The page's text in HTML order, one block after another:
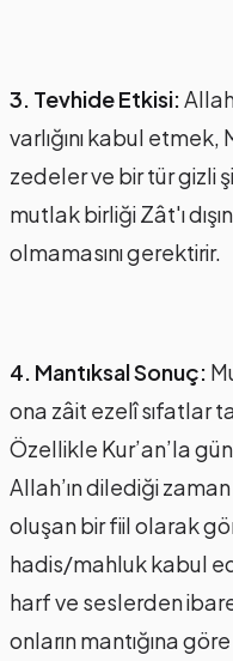
3. Tevhide Etkisi:
varlığını kabul
zedeler ve bir tür gizli
mutlak birliği Zât'ı
olmamasını gerektirir.
4. Mantıksal Sonuç:
ona zâit ezelî sıfatlar
Özellikle Kur’an’la
Allah’ın dilediği
oluşan bir fiil olarak
hadis/mahluk kabul
harf ve seslerden
onların mantığına